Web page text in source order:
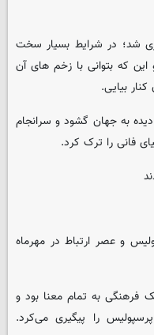
ضایعه مغزی شد؛ در شرایط بسیار سخت
که بتوانی با زخم های آن
بیایی.
۱۳۴۰ در کرمانشاه دیده به جهان گشود و سرانجام
فانی را ترک کرد.
و عصر ارتباط در مهرماه
فرهنگی به تمام معنا بود و
را پیگیری می‌کرد.